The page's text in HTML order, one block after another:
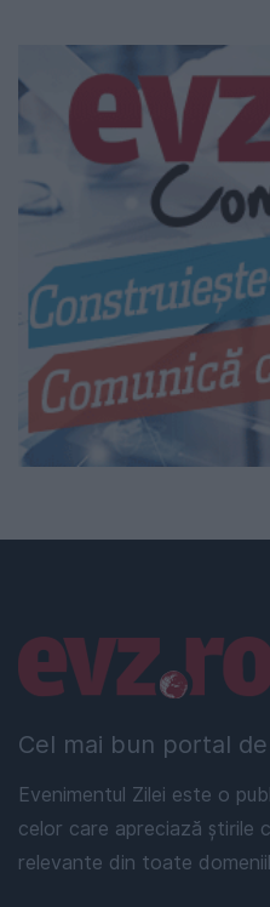
Cel mai bun portal
Evenimentul Zilei este o
celor care apreciază știrile
relevante din toate
Linkuri utile